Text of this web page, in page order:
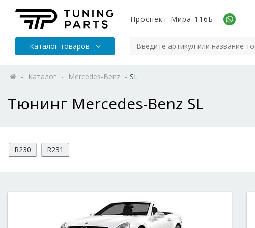
Проспект Мира 116Б
Каталог товаров
- Каталог - Mercedes-Benz - SL
Тюнинг Mercedes-Benz SL
R230 R231